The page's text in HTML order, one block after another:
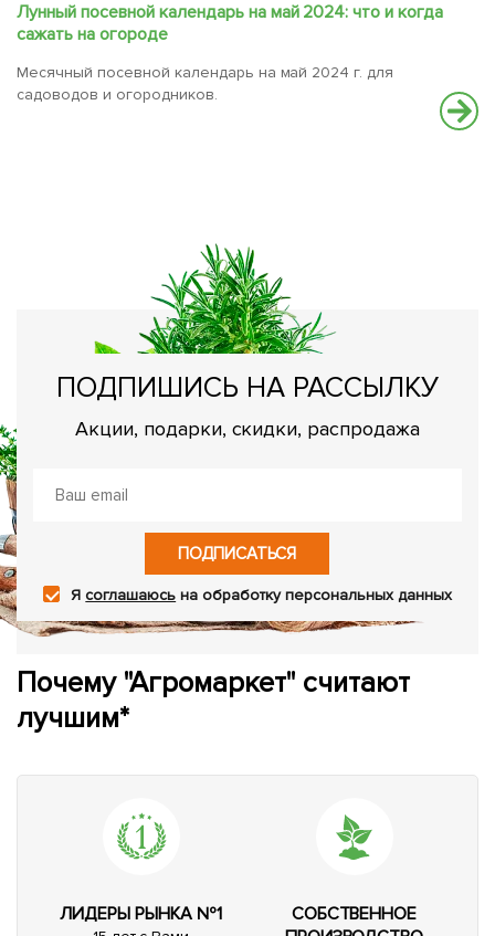
Лунный посевной календарь на май 2024: что и когда
сажать на огороде
Месячный посевной календарь на май 2024 г. для
садоводов и огородников.
ПОДПИШИСЬ НА РАССЫЛКУ
Акции, подарки, скидки, распродажа
ПОДПИСАТЬСЯ
Ясоглашаюсь на обработку персональных данных
Почему "Агромаркет" считают
лучшим*
ЛИДЕРЫ РЫНКА №1
СОБСТВЕННОЕ